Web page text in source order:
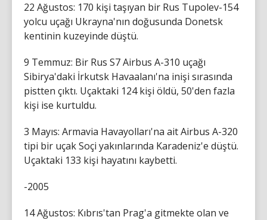
22 Ağustos: 170 kişi taşıyan bir Rus Tupolev-154
yolcu uçağı Ukrayna'nın doğusunda Donetsk
kentinin kuzeyinde düştü.
9 Temmuz: Bir Rus S7 Airbus A-310 uçağı
Sibirya'daki İrkutsk Havaalanı'na inişi sırasında
pistten çıktı. Uçaktaki 124 kişi öldü, 50'den fazla
kişi ise kurtuldu.
3 Mayıs: Armavia Havayolları'na ait Airbus A-320
tipi bir uçak Soçi yakınlarında Karadeniz'e düştü.
Uçaktaki 133 kişi hayatını kaybetti.
-2005
14 Ağustos: Kıbrıs'tan Prag'a gitmekte olan ve